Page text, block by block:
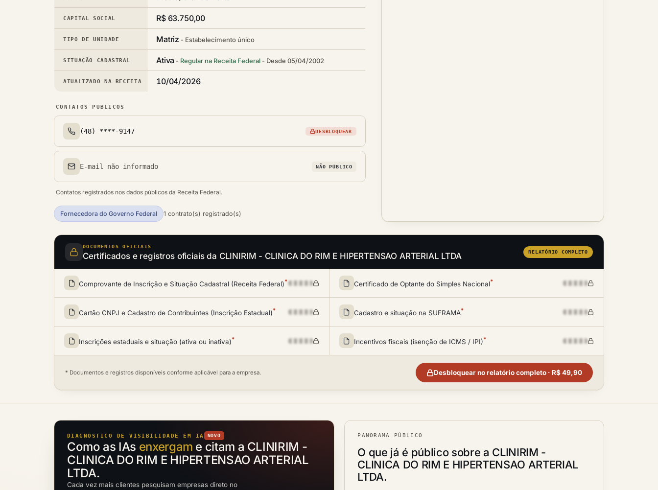
CAPITAL SOCIAL R$ 63.750,00
TIPO DE UNIDADE Matriz Estabelecimento único
SITUAÇÃO CADASTRAL Ativa Regular na Receita Federal Desde 05/04/2002
ATUALIZADO NA RECEITA 10/04/2026
CONTATOS PÚBLICOS
Telefone(s)
(48) ****-9147 DESBLOQUEAR
Email(s)
E-mail não informado NÃO PÚBLICO
Contatos registrados nos dados públicos da Receita Federal.
Fornecedora do Governo Federal 1 contrato(s) registrado(s)
DOCUMENTOS OFICIAIS
Certificados e registros oficiais da CLINIRIM - CLINICA DO RIM E HIPERTENSAO ARTERIAL LTDA RELATÓRIO COMPLETO
Comprovante de Inscrição e Situação Cadastral (Receita Federal)* Certificado de Optante do Simples Nacional*
Cartão CNPJ e Cadastro de Contribuintes (Inscrição Estadual)* Cadastro e situação na SUFRAMA*
Inscrições estaduais e situação (ativa ou inativa)* Incentivos fiscais (isenção de ICMS / IPI)*
* Documentos e registros disponíveis conforme aplicável para a empresa. Desbloquear no relatório completo · R$ 49,90
DIAGNÓSTICO DE VISIBILIDADE EM IA NOVO
Como as IAs enxergam e citam a CLINIRIM -
CLINICA DO RIM E HIPERTENSAO ARTERIAL
LTDA.
Cada vez mais clientes pesquisam empresas direto no
PANORAMA PÚBLICO
O que já é público sobre a CLINIRIM -
CLINICA DO RIM E HIPERTENSAO ARTERIAL
LTDA.